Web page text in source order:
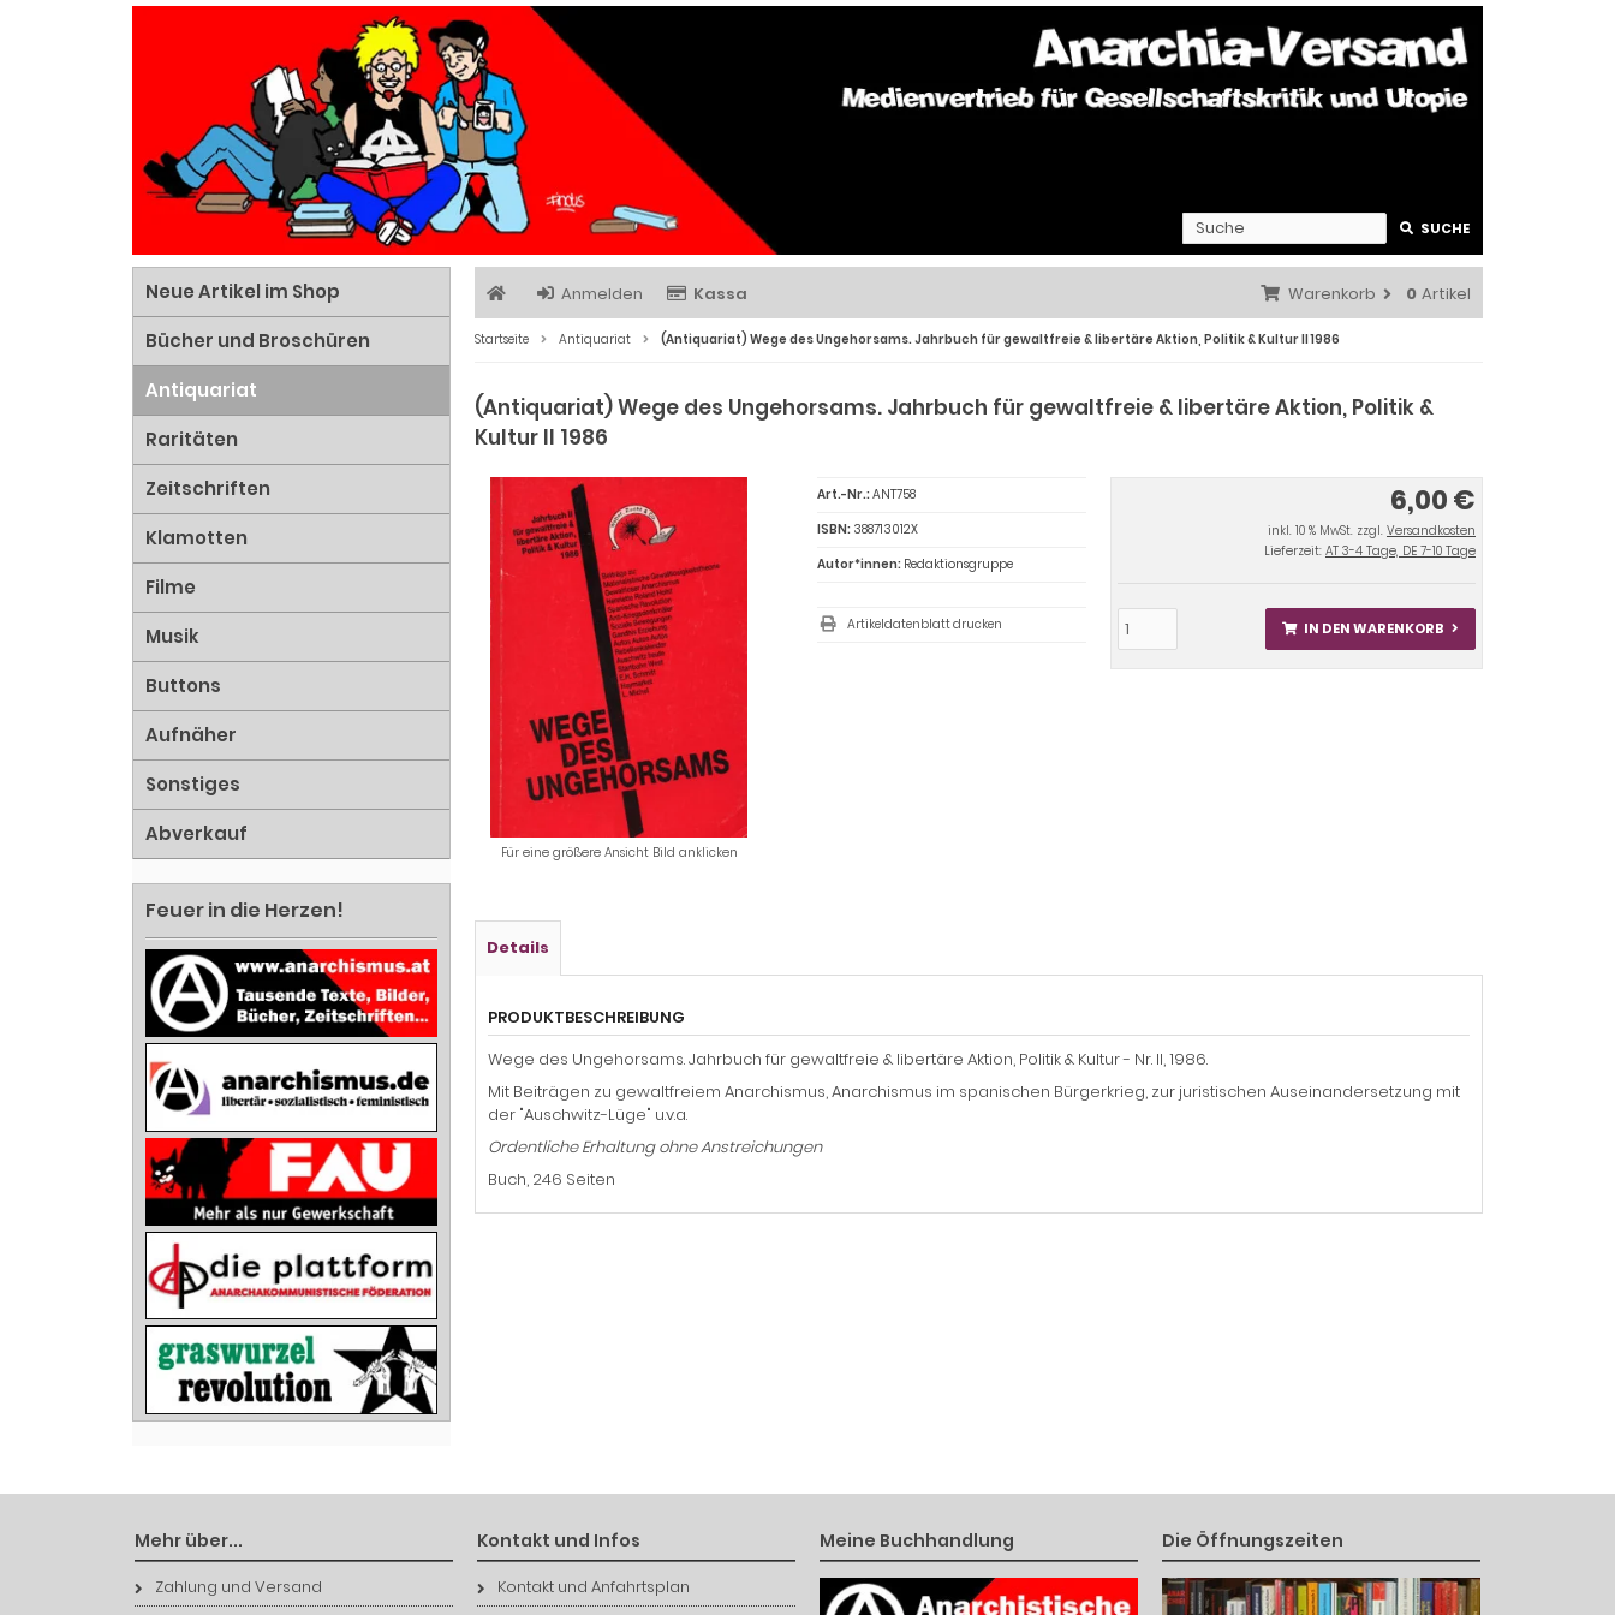
SUCHE
Anmelden Kassa Warenkorb 0 Artikel
Startseite Antiquariat (Antiquariat) Wege des Ungehorsams. Jahrbuch für gewaltfreie & libertäre Aktion, Politik & Kultur II 1986
(Antiquariat) Wege des Ungehorsams. Jahrbuch für gewaltfreie & libertäre Aktion, Politik &
Kultur II 1986
Für eine größere Ansicht Bild anklicken
6,00 €
inkl. 10 % MwSt. zzgl. Versandkosten
Lieferzeit: AT 3-4 Tage, DE 7-10 Tage
IN DEN WARENKORB
Art.-Nr.:ANT758
ISBN: 388713012X
Autor*innen: Redaktionsgruppe
Artikeldatenblatt drucken
Details
PRODUKTBESCHREIBUNG
Wege des Ungehorsams. Jahrbuch für gewaltfreie & libertäre Aktion, Politik & Kultur - Nr. II, 1986.
Mit Beiträgen zu gewaltfreiem Anarchismus, Anarchismus im spanischen Bürgerkrieg, zur juristischen Auseinandersetzung mit
der "Auschwitz-Lüge" u.v.a.
Ordentliche Erhaltung ohne Anstreichungen
Buch, 246 Seiten
Neue Artikel im Shop
Bücher und Broschüren
Antiquariat
Raritäten
Zeitschriften
Klamotten
Filme
Musik
Buttons
Aufnäher
Sonstiges
Abverkauf
Feuer in die Herzen!
Mehr über...
Zahlung und Versand
Kontakt und Infos
Kontakt und Anfahrtsplan
Meine Buchhandlung Die Öffnungszeiten